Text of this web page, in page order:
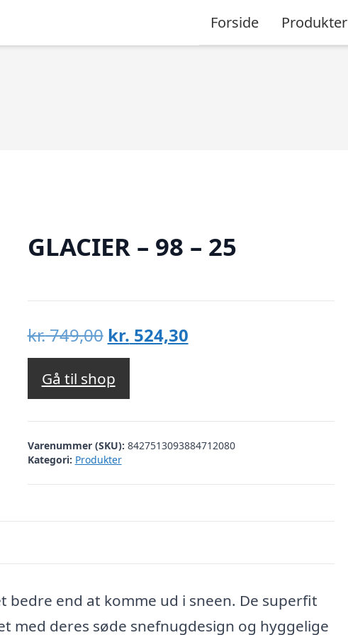
Forside Produkter
GLACIER – 98 – 25
kr.749,00 Den
oprindelige
pris
var:
kr. 749,00.
kr. 524,30Den
kr. 524,30.
Gå til shop
Varenummer (SKU): 8427513093884712080
Kategori: Produkter
bedre end at komme ud i sneen. De superfit
deres søde snefnugdesign og hyggelige